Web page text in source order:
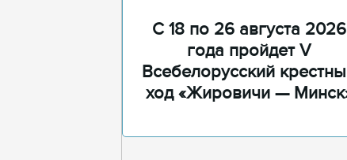
С 18 по 26 августа 2026
года пройдет V
Всебелорусский
ход «Жировичи —